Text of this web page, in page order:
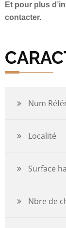
Et pour plus
contacter.
Num
Localité
Surface
Nbre de